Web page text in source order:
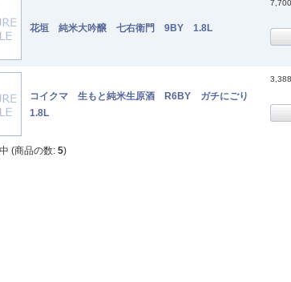
花垣 純米大吟醸 七右衛門 9BY 1.8L
コイクマ 生もと純米生原酒 R6BY ガチにごり
1.8L
(商品の数: 5)